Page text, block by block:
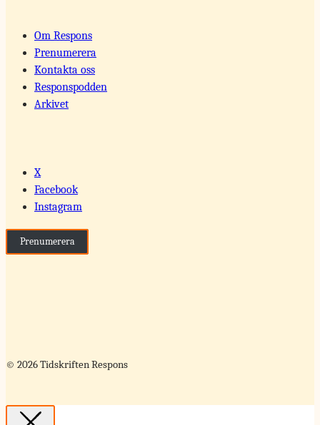
Om Respons
Prenumerera
Kontakta oss
Responspodden
Arkivet
X
Facebook
Instagram
Prenumerera
© 2026 Tidskriften Respons